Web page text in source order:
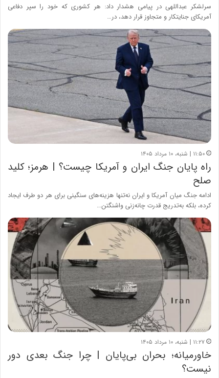
سرلشکر عبداللهی در پیامی هشدار داد: هر کشوری که خود را سپر دفاعی
آمریکای جنایتکار و متجاوز قرار دهد، در…
۱۱:۵۰ | شنبه، ۱۰ مرداد ۱۴۰۵
راه پایان جنگ ایران و آمریکا چیست؟ | هرمز؛ کلید
صلح
ادامه جنگ میان آمریکا و ایران نه‌تنها هزینه‌های سنگینی برای هر دو طرف ایجاد
کرده، بلکه به‌تدریج قدرت چانه‌زنی واشنگتن…
۱۱:۲۷ | شنبه، ۱۰ مرداد ۱۴۰۵
خاورمیانه؛ بحران بی‌پایان | چرا جنگ بعدی دور
نیست؟